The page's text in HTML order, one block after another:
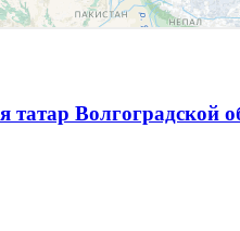
татар Волгоградской